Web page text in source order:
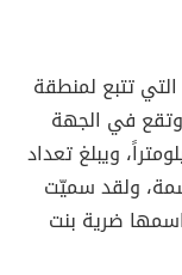
تتبع لمنطقة
في الجهة
من منطقة الرّس بحوالي 150 كيلومتراً، ويبلغ تعداد
ألف نسمة، ولقد سميّت
ضرية بنت